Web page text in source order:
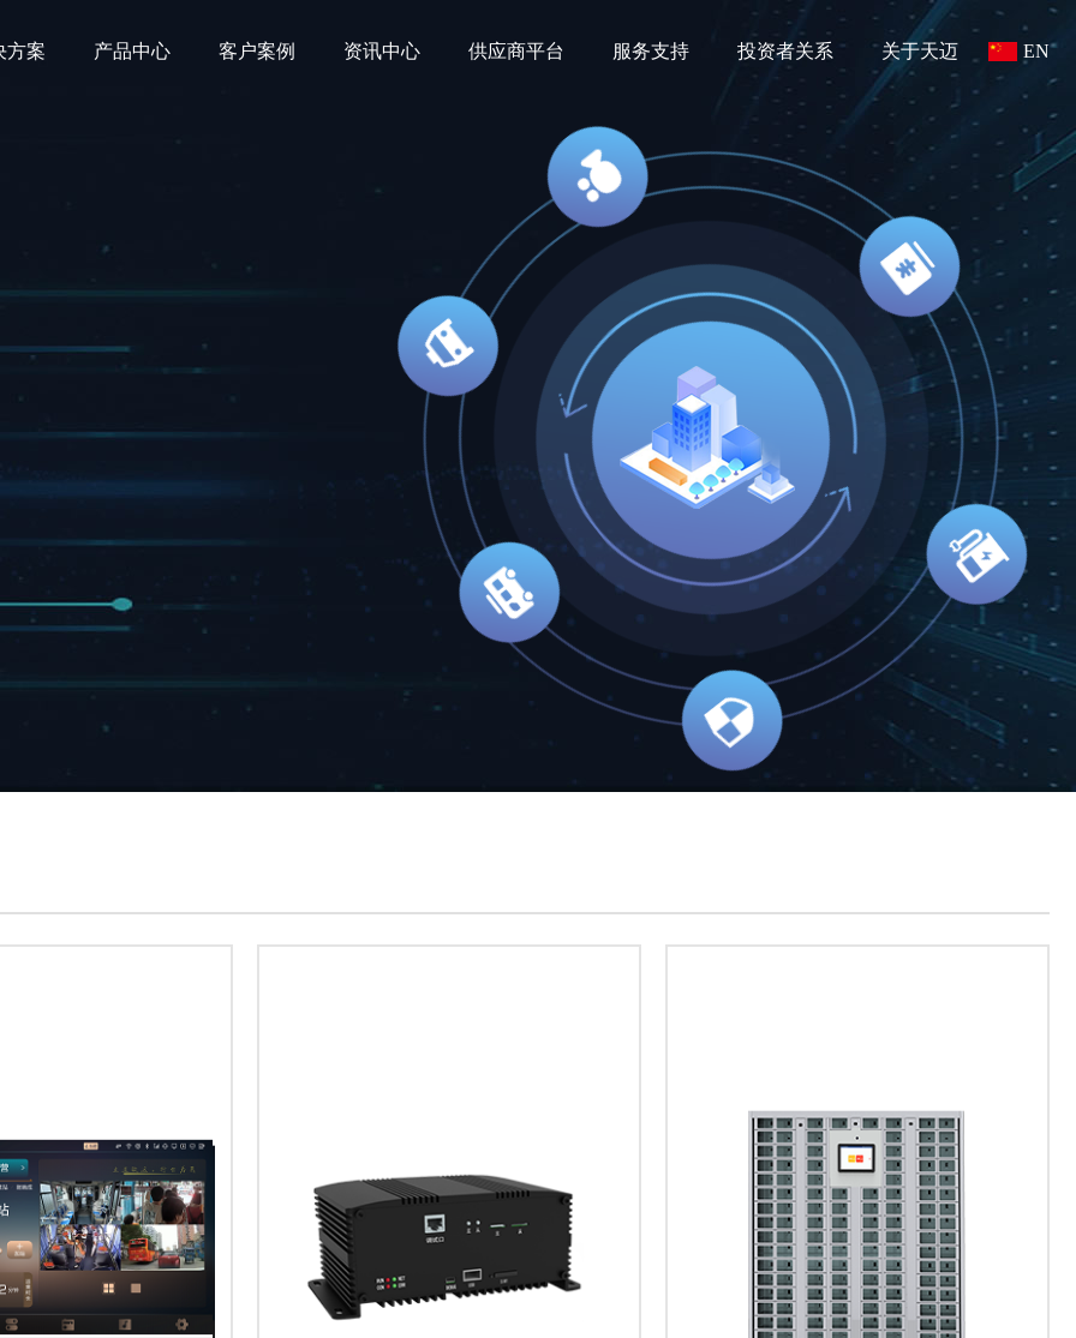
EN
方案 产品中心 客户案例 资讯中心 供应商平台 服务支持 投资者关系 关于天迈